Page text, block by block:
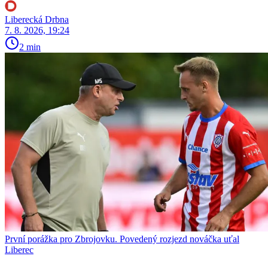
Liberecká Drbna
7. 8. 2026, 19:24
2 min
První porážka pro Zbrojovku. Povedený rozjezd nováčka uťal
Liberec